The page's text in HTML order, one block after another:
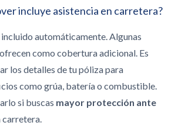
incluye asistencia en carretera?
automáticamente. Algunas
como cobertura adicional. Es
los detalles de tu póliza para
como grúa, batería o combustible.
si buscas mayor protección ante
carretera.